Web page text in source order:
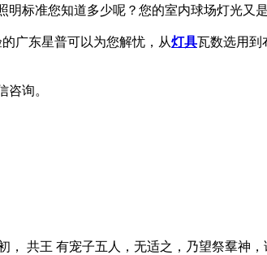
标准您知道多少呢？您的室内球场灯光又
广东星普可以为您解忧，从灯具瓦数选用到
询。
， 共王 有宠子五人，无适之，乃望祭羣神